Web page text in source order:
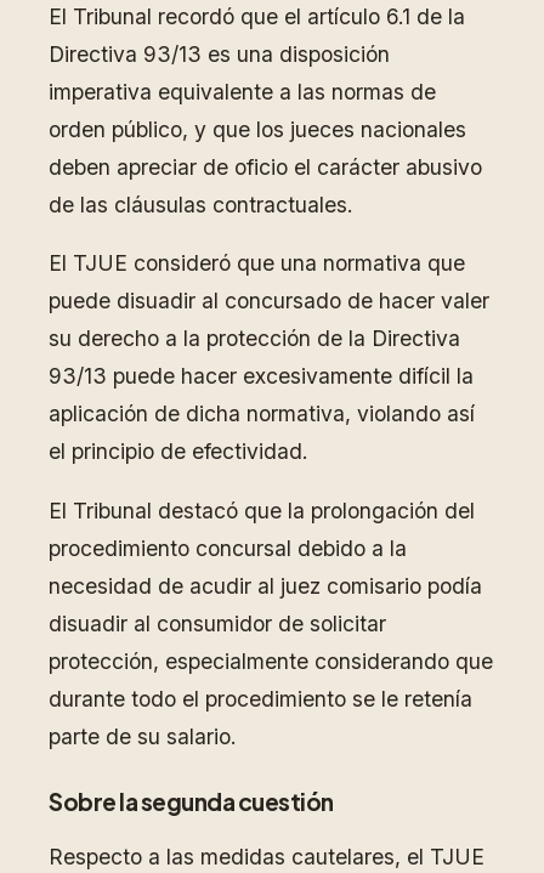
El Tribunal recordó que el artículo 6.1 de la
Directiva 93/13 es una disposición
imperativa equivalente a las normas de
orden público, y que los jueces nacionales
deben apreciar de oficio el carácter abusivo
de las cláusulas contractuales.
El TJUE consideró que una normativa que
puede disuadir al concursado de hacer valer
su derecho a la protección de la Directiva
93/13 puede hacer excesivamente difícil la
aplicación de dicha normativa, violando así
el principio de efectividad.
El Tribunal destacó que la prolongación del
procedimiento concursal debido a la
necesidad de acudir al juez comisario podía
disuadir al consumidor de solicitar
protección, especialmente considerando que
durante todo el procedimiento se le retenía
parte de su salario.
Sobre la segunda cuestión
Respecto a las medidas cautelares, el TJUE